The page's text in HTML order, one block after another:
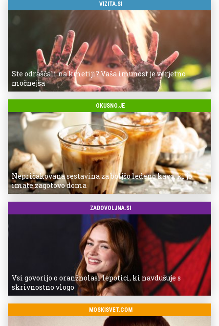
VIZITA.SI
Ste odraščali na kmetiji? Vaša imunost je verjetno
močnejša
OKUSNO.JE
Nepričakovana sestavina za boljšo ledeno kavo, ki jo
imate zagotovo doma
ZADOVOLJNA.SI
Vsi govorijo o oranžnolasi lepotici, ki navdušuje s
skrivnostno vlogo
MOSKISVET.COM